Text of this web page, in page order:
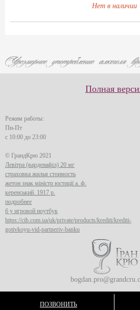
Нет в наличии
Полная
Режим работы:
Пн-Пт
с 10:00 до 23:00
© ГрандКрю 2021
Левітра (варденафіл) 20 мг
страховка жилья стоимость
жетон знак міністр юстиції а. ф.
керенський. 1917 р.
подробнее
б у игровой ноутбук
https://cib.com.ua/uk/private/products/krediti/krediti-
gotivkoyu-vid-partneriv-banku
ПОЗВОНИТЬ